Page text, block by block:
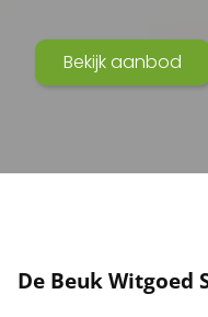
Bekijk aanbod
De Beuk Witgoed